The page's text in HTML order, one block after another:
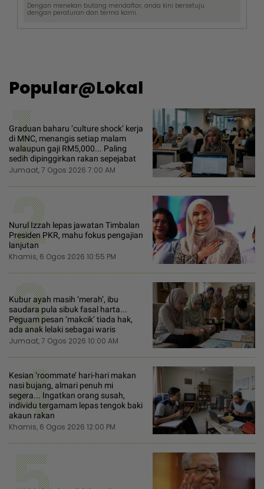
Dengan menekan butang mendaftar, anda kini bersetuju
dengan peraturan dan terma kami.
Popular@Lokal
1
Graduan baharu ‘culture shock’ kerja
di MNC, menangis setiap malam
walaupun gaji RM5,000... Paling
sedih dipinggirkan rakan sepejabat
Jumaat, 7 Ogos 2026 7:00 AM
2
Nurul Izzah lepas jawatan Timbalan
Presiden PKR, mahu fokus pengajian
lanjutan
Khamis, 6 Ogos 2026 10:55 PM
3
Kubur ayah masih ‘merah’, ibu
saudara pula sibuk fasal harta...
Peguam pesan ‘makcik’ tiada hak,
ada anak lelaki sebagai waris
Jumaat, 7 Ogos 2026 10:00 AM
4
Kesian ‘roommate’ hari-hari makan
nasi bujang, almari penuh mi
segera... Ingatkan orang susah,
individu tergamam lepas tengok baki
akaun rakan
Khamis, 6 Ogos 2026 12:00 PM